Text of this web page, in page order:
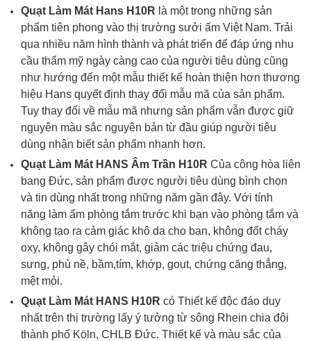
Quạt Làm Mát Hans H10R là một trong những sản
phẩm tiên phong vào thị trường sưởi ấm Việt Nam. Trải
qua nhiều năm hình thành và phát triển để đáp ứng nhu
cầu thẩm mỹ ngày càng cao của người tiêu dùng cũng
như hướng đến một mẫu thiết kế hoàn thiện hơn thương
hiệu Hans quyết định thay đổi mẫu mã của sản phẩm.
Tuy thay đổi về mẫu mã nhưng sản phẩm vẫn được giữ
nguyên màu sắc nguyên bản từ đầu giúp người tiêu
dùng nhận biết sản phẩm nhanh hơn.
Quạt Làm Mát HANS Âm Trần H10R Của công hòa liên
bang Đức, sản phẩm được người tiêu dùng bình chọn
và tin dùng nhất trong những năm gần đây. Với tính
năng làm ấm phòng tắm trước khi bạn vào phòng tắm và
không tạo ra cảm giác khô da cho bạn, không đốt cháy
oxy, không gây chói mắt, giảm các triệu chứng đau,
sưng, phù nề, bầm,tím, khớp, gout, chứng căng thẳng,
mệt mỏi.
Quạt Làm Mát HANS H10R có Thiết kế độc đáo duy
nhất trên thị trường lấy ý tưởng từ sông Rhein chia đôi
thành phố Köln, CHLB Đức. Thiết kế và màu sắc của